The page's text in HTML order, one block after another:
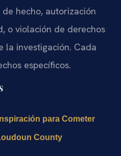
hecho, autorización
o violación de derechos
la investigación. Cada
específicos.
para Cometer
County